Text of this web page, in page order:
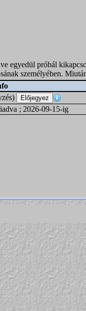
egyedül próbál
személyében.
; 2026-09-15-ig